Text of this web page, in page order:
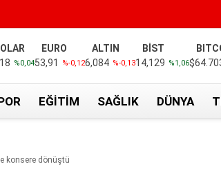
%0,04
EURO
53,91
%-0,12
ALTIN
6,084 %-0,13
BİST
14,129 %1,06
EĞITIM SAĞLIK DÜNYA
konsere dönüştü